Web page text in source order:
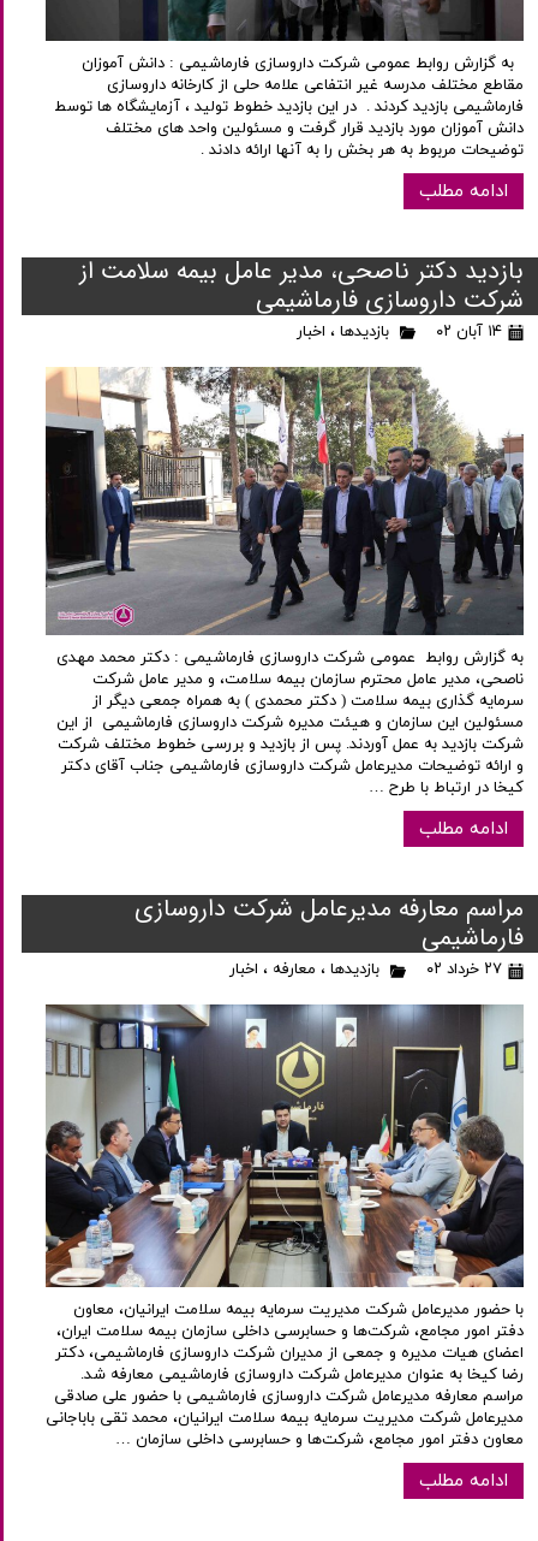
به گزارش روابط عمومی شرکت داروسازی فارماشیمی : دانش آموزان
مقاطع مختلف مدرسه غیر انتفاعی علامه حلی از کارخانه داروسازی
فارماشیمی بازدید کردند . در این بازدید خطوط تولید ، آزمایشگاه ها توسط
دانش آموزان مورد بازدید قرار گرفت و مسئولین واحد های مختلف
توضیحات مربوط به هر بخش را به آنها ارائه دادند .
ادامه مطلب
بازدید دکتر ناصحی، مدیر عامل بیمه سلامت از
شرکت داروسازی فارماشیمی
۱۴ آبان ۰۲ بازدیدها ، اخبار
به گزارش روابط عمومی شرکت داروسازی فارماشیمی : دکتر محمد مهدی
ناصحی، مدیر عامل محترم سازمان بیمه سلامت، و مدیر عامل شرکت
سرمایه گذاری بیمه سلامت ( دکتر محمدی ) به همراه جمعی دیگر از
مسئولین این سازمان و هیئت مدیره شرکت داروسازی فارماشیمی از این
شرکت بازدید به عمل آوردند. پس از بازدید و بررسی خطوط مختلف شرکت
و ارائه توضیحات مدیرعامل شرکت داروسازی فارماشیمی جناب آقای دکتر
کیخا در ارتباط با طرح …
ادامه مطلب
مراسم معارفه مدیرعامل شرکت داروسازی
فارماشیمی
۲۷ خرداد ۰۲ بازدیدها ، معارفه ، اخبار
با حضور مدیرعامل شرکت مدیریت سرمایه بیمه سلامت ایرانیان، معاون
دفتر امور مجامع، شرکت‌ها و حسابرسی داخلی سازمان بیمه سلامت ایران،
اعضای هیات مدیره و جمعی از مدیران شرکت داروسازی فارماشیمی، دکتر
رضا کیخا به عنوان مدیرعامل شرکت داروسازی فارماشیمی معارفه شد.
مراسم معارفه مدیرعامل شرکت داروسازی فارماشیمی با حضور علی صادقی
مدیرعامل شرکت مدیریت سرمایه بیمه سلامت ایرانیان، محمد تقی باباجانی
معاون دفتر امور مجامع، شرکت‌ها و حسابرسی داخلی سازمان …
ادامه مطلب